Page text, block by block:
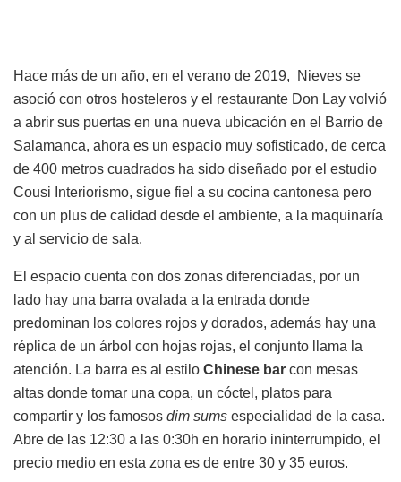
Hace más de un año, en el verano de 2019, Nieves se
asoció con otros hosteleros y el restaurante Don Lay volvió
a abrir sus puertas en una nueva ubicación en el Barrio de
Salamanca, ahora es un espacio muy sofisticado, de cerca
de 400 metros cuadrados ha sido diseñado por el estudio
Cousi Interiorismo, sigue fiel a su cocina cantonesa pero
con un plus de calidad desde el ambiente, a la maquinaría
y al servicio de sala.
El espacio cuenta con dos zonas diferenciadas, por un
lado hay una barra ovalada a la entrada donde
predominan los colores rojos y dorados, además hay una
réplica de un árbol con hojas rojas, el conjunto llama la
atención. La barra es al estilo Chinese bar con mesas
altas donde tomar una copa, un cóctel, platos para
compartir y los famosos dim sums especialidad de la casa.
Abre de las 12:30 a las 0:30h en horario ininterrumpido, el
precio medio en esta zona es de entre 30 y 35 euros.